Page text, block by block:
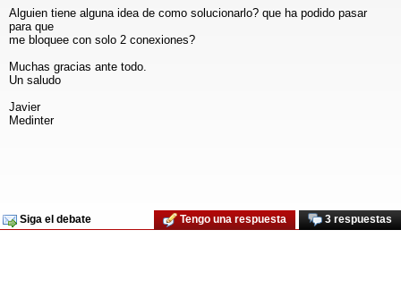
Alguien tiene alguna idea de como solucionarlo? que ha podido pasar
para que
me bloquee con solo 2 conexiones?
Muchas gracias ante todo.
Un saludo
Javier
Medinter
Siga el debate 3 respuestas
Tengo una respuesta